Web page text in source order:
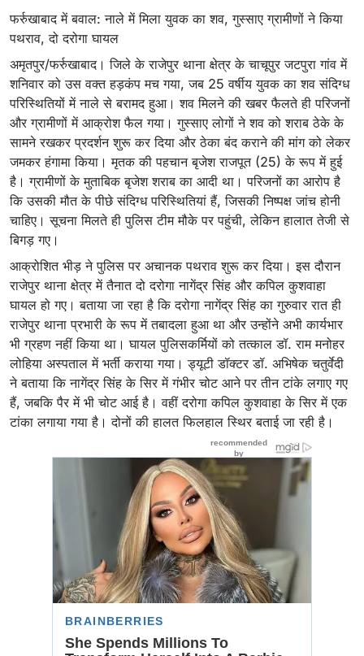
फर्रुखाबाद में बवाल: नाले में मिला युवक का शव, गुस्साए ग्रामीणों ने किया
पथराव, दो दरोगा घायल
अमृतपुर/फर्रुखाबाद। जिले के राजेपुर थाना क्षेत्र के चाचूपुर जटपुरा गांव में
शनिवार को उस वक्त हड़कंप मच गया, जब 25 वर्षीय युवक का शव संदिग्ध
परिस्थितियों में नाले से बरामद हुआ। शव मिलने की खबर फैलते ही परिजनों
और ग्रामीणों में आक्रोश फैल गया। गुस्साए लोगों ने शव को शराब ठेके के
सामने रखकर प्रदर्शन शुरू कर दिया और ठेका बंद कराने की मांग को लेकर
जमकर हंगामा किया। मृतक की पहचान बृजेश राजपूत (25) के रूप में हुई
है। ग्रामीणों के मुताबिक बृजेश शराब का आदी था। परिजनों का आरोप है
कि उसकी मौत के पीछे संदिग्ध परिस्थितियां हैं, जिसकी निष्पक्ष जांच होनी
चाहिए। सूचना मिलते ही पुलिस टीम मौके पर पहुंची, लेकिन हालात तेजी से
बिगड़ गए।
आक्रोशित भीड़ ने पुलिस पर अचानक पथराव शुरू कर दिया। इस दौरान
राजेपुर थाना क्षेत्र में तैनात दो दरोगा नागेंद्र सिंह और कपिल कुशवाहा
घायल हो गए। बताया जा रहा है कि दरोगा नागेंद्र सिंह का गुरुवार रात ही
राजेपुर थाना प्रभारी के रूप में तबादला हुआ था और उन्होंने अभी कार्यभार
भी ग्रहण नहीं किया था। घायल पुलिसकर्मियों को तत्काल डॉ. राम मनोहर
लोहिया अस्पताल में भर्ती कराया गया। ड्यूटी डॉक्टर डॉ. अभिषेक चतुर्वेदी
ने बताया कि नागेंद्र सिंह के सिर में गंभीर चोट आने पर तीन टांके लगाए गए
हैं, जबकि पैर में भी चोट आई है। वहीं दरोगा कपिल कुशवाहा के सिर में एक
टांका लगाया गया है। दोनों की हालत फिलहाल स्थिर बताई जा रही है।